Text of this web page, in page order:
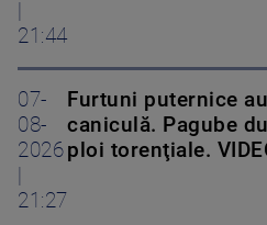
21:44
07-
08-
2026
21:27
Furtuni puternice
caniculă. Pagube
ploi torenţiale.